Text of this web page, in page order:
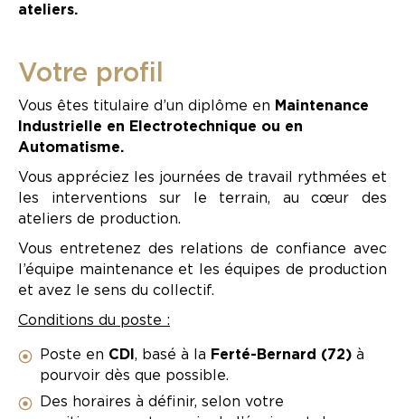
ateliers.
Votre profil
Vous êtes titulaire d’un diplôme en Maintenance
Industrielle en Electrotechnique ou en
Automatisme.
Vous appréciez les journées de travail rythmées et
les interventions sur le terrain, au cœur des
ateliers de production.
Vous entretenez des relations de confiance avec
l’équipe maintenance et les équipes de production
et avez le sens du collectif.
Conditions du poste :
Poste en CDI , basé à la Ferté-Bernard (72) à
pourvoir dès que possible.
Des horaires à définir, selon votre